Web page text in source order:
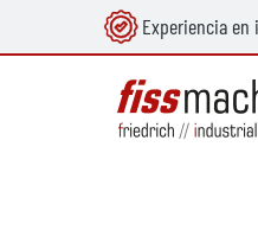
principal Experiencia